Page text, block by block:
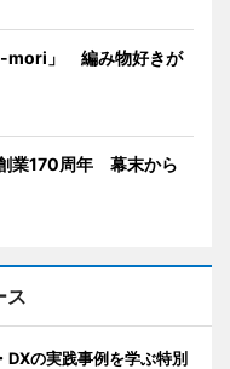
mori」 編み物好きが
業170周年 幕末から
ス
DXの実践事例を学ぶ特別